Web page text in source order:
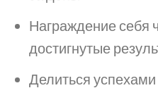
Награждение себя
достигнутые
Делиться